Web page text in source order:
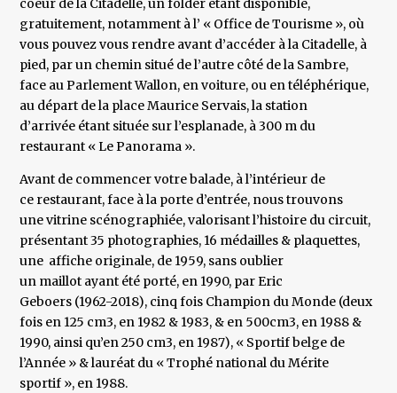
coeur de la Citadelle, un folder étant disponible,
gratuitement, notamment à l’ « Office de Tourisme », où
vous pouvez vous rendre avant d’accéder à la Citadelle, à
pied, par un chemin situé de l’autre côté de la Sambre,
face au Parlement Wallon, en voiture, ou en téléphérique,
au départ de la place Maurice Servais, la station
d’arrivée étant située sur l’esplanade, à 300 m du
restaurant « Le Panorama ».
Avant de commencer votre balade, à l’intérieur de
ce restaurant, face à la porte d’entrée, nous trouvons
une vitrine scénographiée, valorisant l’histoire du circuit,
présentant 35 photographies, 16 médailles & plaquettes,
une affiche originale, de 1959, sans oublier
un maillot ayant été porté, en 1990, par Eric
Geboers (1962-2018), cinq fois Champion du Monde (deux
fois en 125 cm3, en 1982 & 1983, & en 500cm3, en 1988 &
1990, ainsi qu’en 250 cm3, en 1987), « Sportif belge de
l’Année » & lauréat du « Trophé national du Mérite
sportif », en 1988.